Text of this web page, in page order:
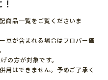
商品一覧をご覧くださいま
豆が含まれる場合はプロパー価
の方が対象です。
用はできません。予めご了承く